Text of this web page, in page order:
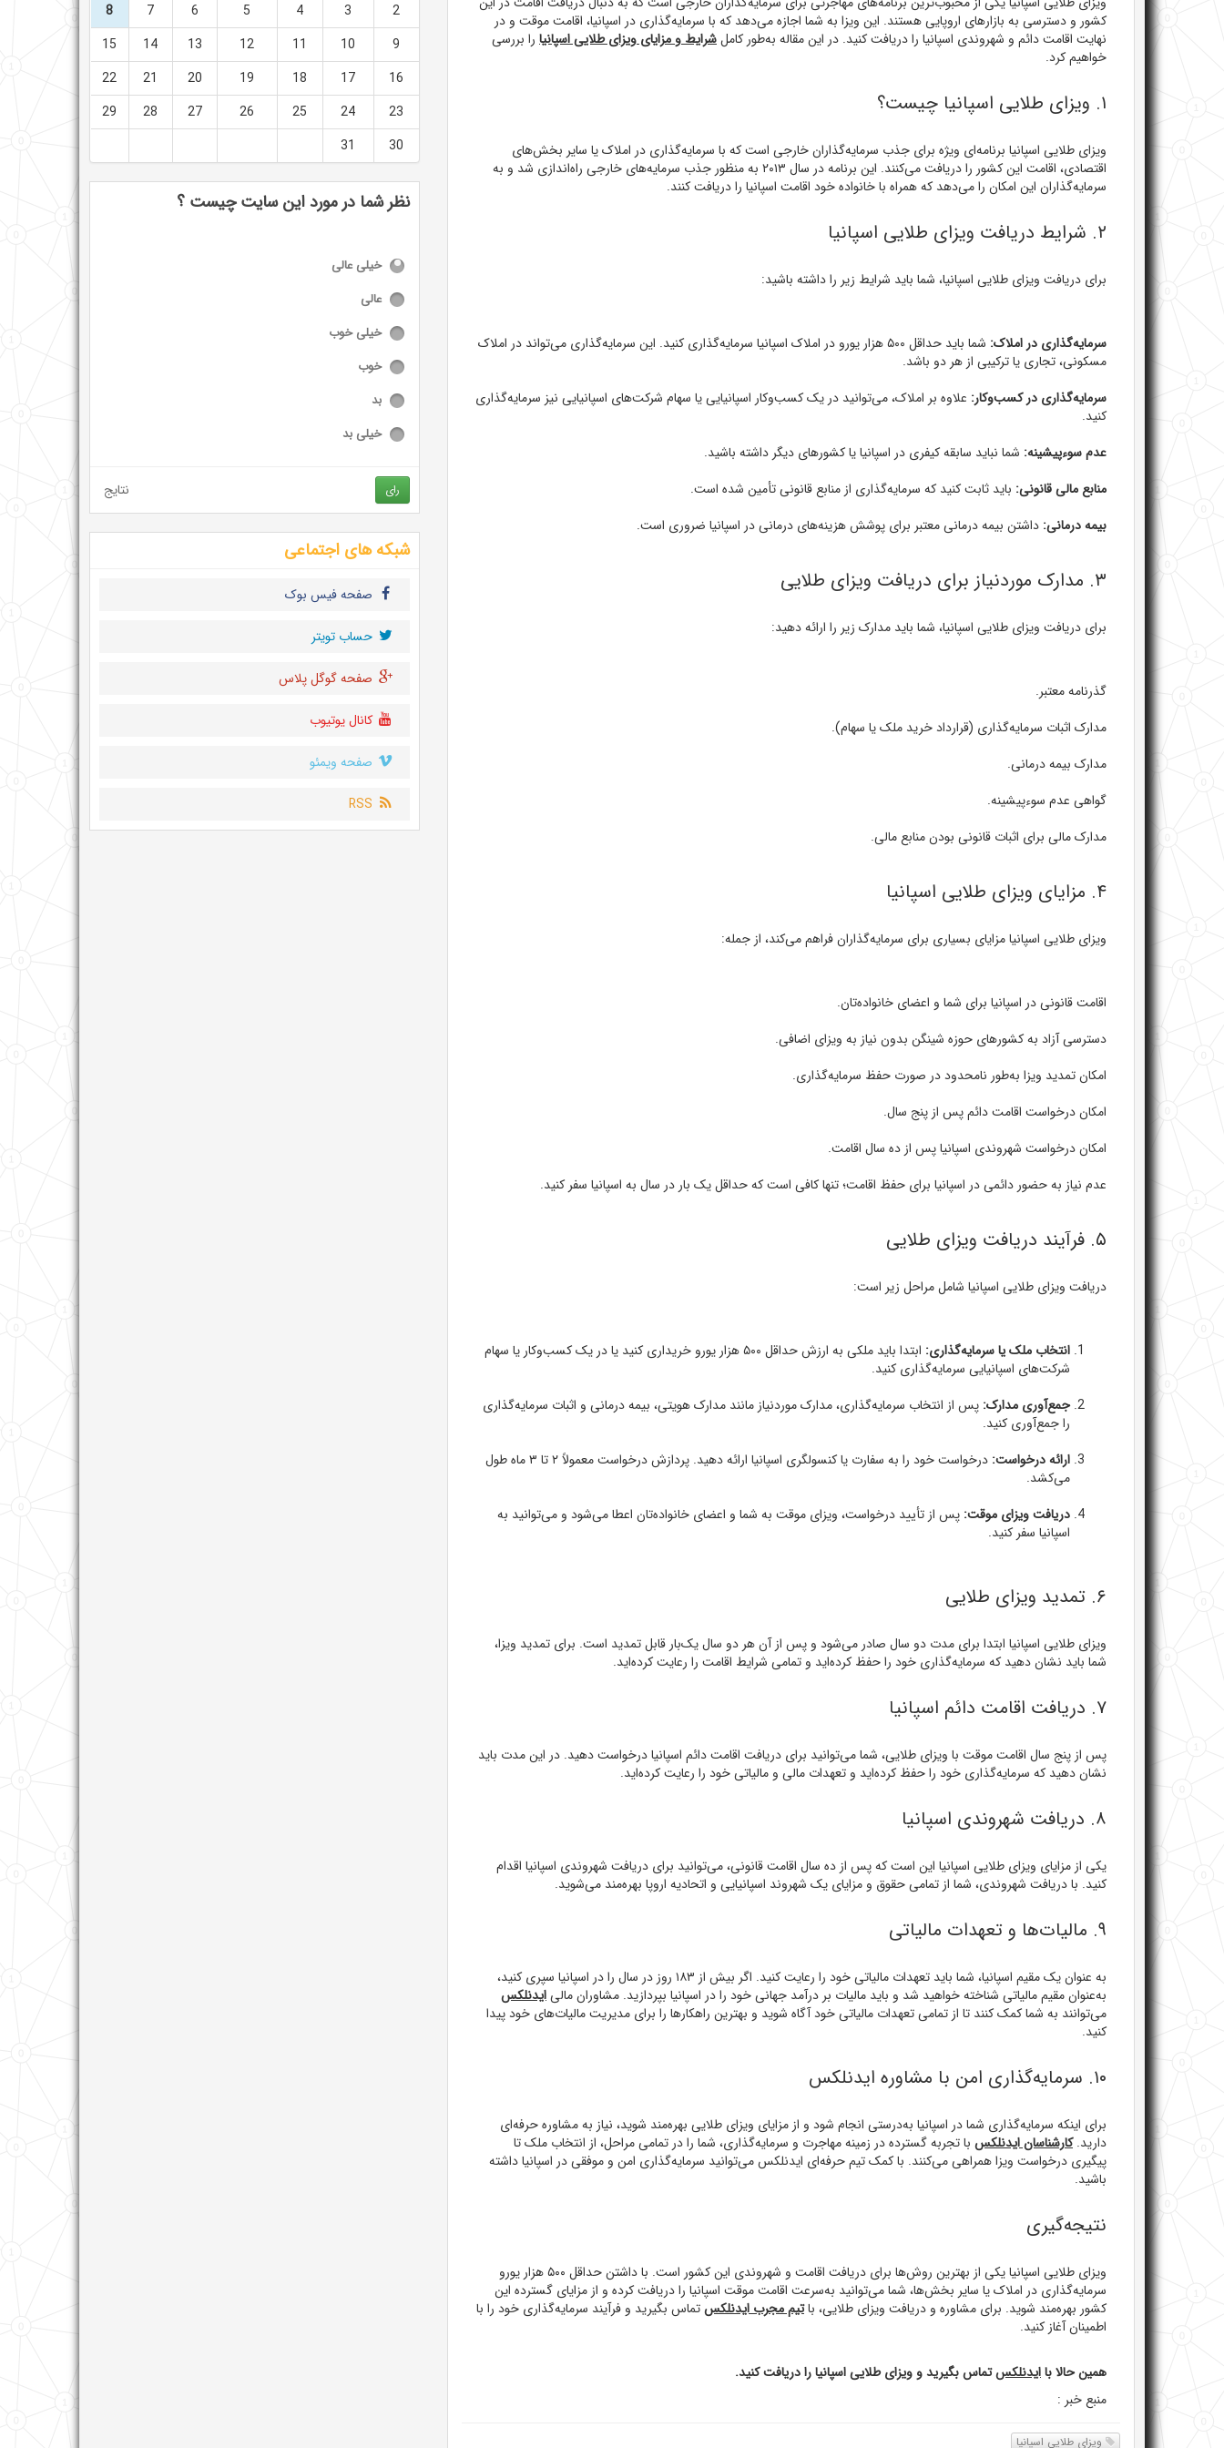
کشور و دسترسی به بازارهای اروپایی هستند. این ویزا به شما اجازه می‌دهد که با سرمایه‌گذاری در اسپانیا، اقامت موقت و در
نهایت اقامت دائم و شهروندی اسپانیا را دریافت کنید. در این مقاله به‌طور کاملشرایط و مزایای ویزای طلایی اسپانیا را بررسی
خواهیم کرد.
۱. ویزای طلایی اسپانیا چیست؟
ویزای طلایی اسپانیا برنامه‌ای ویژه برای جذب سرمایه‌گذاران خارجی است که با سرمایه‌گذاری در املاک یا سایر بخش‌های
اقتصادی، اقامت این کشور را دریافت می‌کنند. این برنامه در سال ۲۰۱۳ به منظور جذب سرمایه‌های خارجی راه‌اندازی شد و به
سرمایه‌گذاران این امکان را می‌دهد که همراه با خانواده خود اقامت اسپانیا را دریافت کنند.
۲. شرایط دریافت ویزای طلایی اسپانیا
برای دریافت ویزای طلایی اسپانیا، شما باید شرایط زیر را داشته باشید:
سرمایه‌گذاری در املاک:
شما باید حداقل ۵۰۰ هزار یورو در املاک اسپانیا سرمایه‌گذاری کنید. این سرمایه‌گذاری می‌تواند در املاک
مسکونی، تجاری یا ترکیبی از هر دو باشد.
سرمایه‌گذاری در کسب‌وکار: علاوه بر املاک، می‌توانید در یک کسب‌وکار اسپانیایی یا سهام شرکت‌های اسپانیایی نیز سرمایه‌گذاری
کنید.
عدم سوءپیشینه: شما نباید سابقه کیفری در اسپانیا یا کشورهای دیگر داشته باشید.
منابع مالی قانونی: باید ثابت کنید که سرمایه‌گذاری از منابع قانونی تأمین شده است.
بیمه درمانی: داشتن بیمه درمانی معتبر برای پوشش هزینه‌های درمانی در اسپانیا ضروری است.
۳. مدارک موردنیاز برای دریافت ویزای طلایی
برای دریافت ویزای طلایی اسپانیا، شما باید مدارک زیر را ارائه دهید:
گذرنامه معتبر.
مدارک اثبات سرمایه‌گذاری (قرارداد خرید ملک یا سهام).
مدارک بیمه درمانی.
گواهی عدم سوءپیشینه.
مدارک مالی برای اثبات قانونی بودن منابع مالی.
۴. مزایای ویزای طلایی اسپانیا
ویزای طلایی اسپانیا مزایای بسیاری برای سرمایه‌گذاران فراهم می‌کند، از جمله:
اقامت قانونی در اسپانیا برای شما و اعضای خانواده‌تان.
دسترسی آزاد به کشورهای حوزه شینگن بدون نیاز به ویزای اضافی.
امکان تمدید ویزا به‌طور نامحدود در صورت حفظ سرمایه‌گذاری.
امکان درخواست اقامت دائم پس از پنج سال.
امکان درخواست شهروندی اسپانیا پس از ده سال اقامت.
عدم نیاز به حضور دائمی در اسپانیا برای حفظ اقامت؛ تنها کافی است که حداقل یک بار در سال به اسپانیا سفر کنید.
۵. فرآیند دریافت ویزای طلایی
دریافت ویزای طلایی اسپانیا شامل مراحل زیر است:
انتخاب ملک یا سرمایه‌گذاری:
ابتدا باید ملکی به ارزش حداقل ۵۰۰ هزار یورو خریداری کنید یا در یک کسب‌وکار یا سهام
شرکت‌های اسپانیایی سرمایه‌گذاری کنید.
جمع‌آوری مدارک: پس از انتخاب سرمایه‌گذاری، مدارک موردنیاز مانند مدارک هویتی، بیمه درمانی و اثبات سرمایه‌گذاری
را جمع‌آوری کنید.
ارائه درخواست:
درخواست خود را به سفارت یا کنسولگری اسپانیا ارائه دهید. پردازش درخواست معمولاً ۲ تا ۳ ماه طول
می‌کشد.
دریافت ویزای موقت: پس از تأیید درخواست، ویزای موقت به شما و اعضای خانواده‌تان اعطا می‌شود و می‌توانید به
اسپانیا سفر کنید.
۶. تمدید ویزای طلایی
ویزای طلایی اسپانیا ابتدا برای مدت دو سال صادر می‌شود و پس از آن هر دو سال یک‌بار قابل تمدید است. برای تمدید ویزا،
شما باید نشان دهید که سرمایه‌گذاری خود را حفظ کرده‌اید و تمامی شرایط اقامت را رعایت کرده‌اید.
۷. دریافت اقامت دائم اسپانیا
پس از پنج سال اقامت موقت با ویزای طلایی، شما می‌توانید برای دریافت اقامت دائم اسپانیا درخواست دهید. در این مدت باید
نشان دهید که سرمایه‌گذاری خود را حفظ کرده‌اید و تعهدات مالی و مالیاتی خود را رعایت کرده‌اید.
۸. دریافت شهروندی اسپانیا
یکی از مزایای ویزای طلایی اسپانیا این است که پس از ده سال اقامت قانونی، می‌توانید برای دریافت شهروندی اسپانیا اقدام
کنید. با دریافت شهروندی، شما از تمامی حقوق و مزایای یک شهروند اسپانیایی و اتحادیه اروپا بهره‌مند می‌شوید.
۹. مالیات‌ها و تعهدات مالیاتی
به عنوان یک مقیم اسپانیا، شما باید تعهدات مالیاتی خود را رعایت کنید. اگر بیش از ۱۸۳ روز در سال را در اسپانیا سپری کنید،
به‌عنوان مقیم مالیاتی شناخته خواهید شد و باید مالیات بر درآمد جهانی خود را در اسپانیا بپردازید. مشاوران مالیایدنلکس
می‌توانند به شما کمک کنند تا از تمامی تعهدات مالیاتی خود آگاه شوید و بهترین راهکارها را برای مدیریت مالیات‌های خود پیدا
کنید.
۱۰. سرمایه‌گذاری امن با مشاوره ایدنلکس
برای اینکه سرمایه‌گذاری شما در اسپانیا به‌درستی انجام شود و از مزایای ویزای طلایی بهره‌مند شوید، نیاز به مشاوره حرفه‌ای
دارید.کارشناسان ایدنلکس با تجربه گسترده در زمینه مهاجرت و سرمایه‌گذاری، شما را در تمامی مراحل، از انتخاب ملک تا
پیگیری درخواست ویزا همراهی می‌کنند. با کمک تیم حرفه‌ای ایدنلکس می‌توانید سرمایه‌گذاری امن و موفقی در اسپانیا داشته
باشید.
نتیجه‌گیری
ویزای طلایی اسپانیا یکی از بهترین روش‌ها برای دریافت اقامت و شهروندی این کشور است. با داشتن حداقل ۵۰۰ هزار یورو
سرمایه‌گذاری در املاک یا سایر بخش‌ها، شما می‌توانید به‌سرعت اقامت موقت اسپانیا را دریافت کرده و از مزایای گسترده این
کشور بهره‌مند شوید. برای مشاوره و دریافت ویزای طلایی، باتیم مجرب ایدنلکستماس بگیرید و فرآیند سرمایه‌گذاری خود را با
اطمینان آغاز کنید.
همین حالا باایدنلکستماس بگیرید و ویزای طلایی اسپانیا را دریافت کنید.
منبع خبر :
ویزای طلایی اسپانیا
2
3
4
5
6
7
8
9
10
11
12
13
14
15
16
17
18
19
20
21
22
23
24
25
26
27
28
29
30
31
نظر شما در مورد این سایت چیست ؟
خیلی عالی
عالی
خیلی خوب
خوب
بد
خیلی بد
رای نتایج
شبکه های اجتماعی
صفحه فیس بوک
حساب تويتر
صفحه گوگل پلاس
کانال یوتیوب
صفحه ویمئو